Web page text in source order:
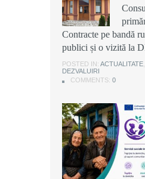
Contracte pe bandă
publici și o vizită la
POSTED IN: ACTUALITATE
DEZVALUIRI
COMMENTS: 0
Contracte pe bandă
publici și o vizită la
POSTED IN: ACTUALITATE
DEZVALUIRI
COMMENTS: 0
Contracte pe bandă
publici și o vizită la
POSTED IN: ACTUALITATE
DEZVALUIRI
COMMENTS: 0
Alexandru Păun,